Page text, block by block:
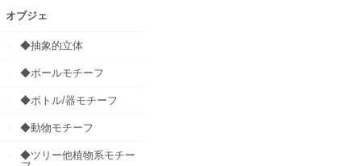
オブジェ
◆抽象的立体
◆ボールモチーフ
◆ボトル/器モチーフ
◆動物モチーフ
◆ツリー他植物系モチー